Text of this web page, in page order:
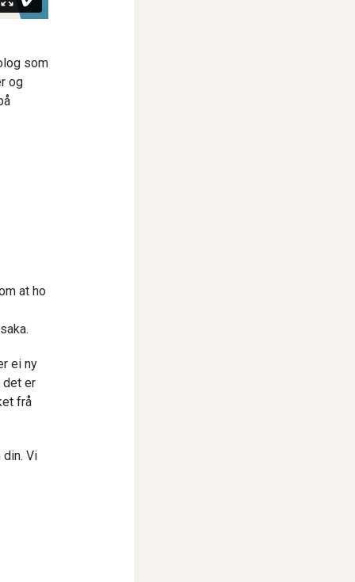
som
og
at ho
ei ny
det er
frå
Vi